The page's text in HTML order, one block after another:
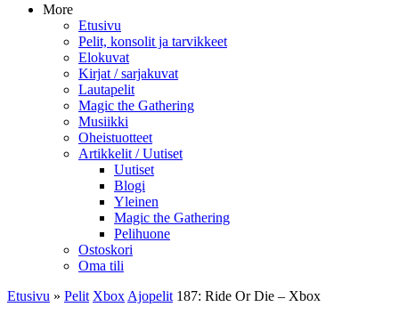
More
Etusivu
Pelit, konsolit ja tarvikkeet
Elokuvat
Kirjat / sarjakuvat
Lautapelit
Magic the Gathering
Musiikki
Oheistuotteet
Artikkelit / Uutiset
Uutiset
Blogi
Yleinen
Magic the Gathering
Pelihuone
Ostoskori
Oma tili
Etusivu » Pelit Xbox Ajopelit 187: Ride Or Die – Xbox